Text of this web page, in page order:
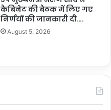
कैबिनेट की बैठक में लिए गए
निर्णयों की जानकारी दी….
August 5, 2026